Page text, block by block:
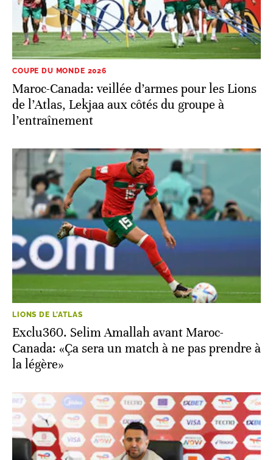
COUPE DU MONDE 2026
Maroc-Canada: veillée d’armes pour les Lions
de l’Atlas, Lekjaa aux côtés du groupe à
l’entraînement
LIONS DE L'ATLAS
Exclu360. Selim Amallah avant Maroc-
Canada: «Ça sera un match à ne pas prendre à
la légère»